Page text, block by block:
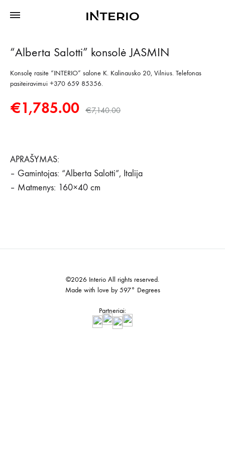
“Alberta Salotti” konsolė JASMIN
Konsolę rasite “INTERIO” salone K. Kalinausko 20, Vilnius. Telefonas
pasiteiravimui +370 659 85356.
€1,785.00 €7,140.00
APRAŠYMAS:
– Gamintojas: “Alberta Salotti”, Italija
– Matmenys: 160×40 cm
Partneriai:
©2026 Interio All rights reserved.
Made with love by 597° Degrees